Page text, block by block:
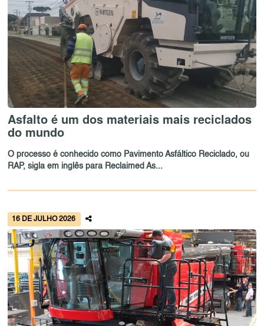
Asfalto é um dos materiais mais reciclados
do mundo
O processo é conhecido como Pavimento Asfáltico Reciclado, ou
RAP, sigla em inglês para Reclaimed As...
16 DE JULHO 2026